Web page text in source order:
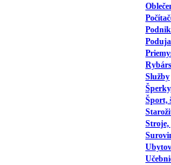
Služby
Šport,
Stroje,